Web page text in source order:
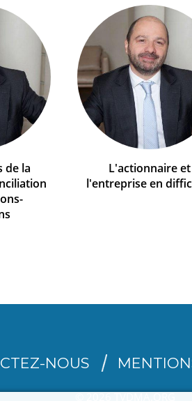
de la
L'actionnaire et
l'entreprise en
NOUS